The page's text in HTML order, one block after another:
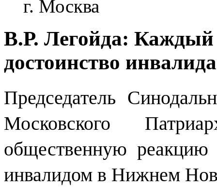
г. Москва
В.Р. Легойда: Каждый
достоинство инвалида
Председатель
Московского
общественную
инвалидом в Нижнем